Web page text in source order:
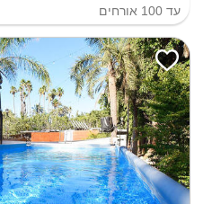
עד 100 אורחים